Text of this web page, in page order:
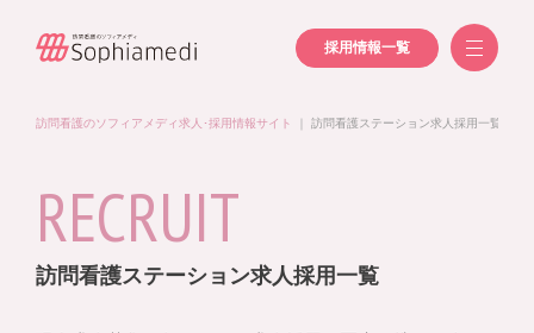
採用情報一覧
訪問看護のソフィアメディ求人･採用情報サイト 訪問看護ステーション求人採用一覧
RECRUIT
訪問看護ステーション求人採用一覧